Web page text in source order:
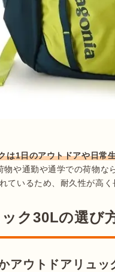
は1日のアウトドアや日常
や通勤や通学での荷物な
ているため、耐久性が高
ク30Lの選び
アウトドアリュッ